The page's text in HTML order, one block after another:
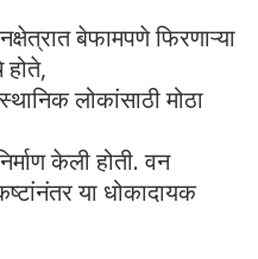
बेफामपणे फिरणाऱ्या
लोकांसाठी मोठा
केली होती. वन
या धोकादायक